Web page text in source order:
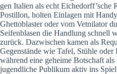
gen Italien als echt Eichedorff’sche
Postillon, holten Einlagen mit
Ghettoblaster oder vom Vetnilator
Seifenblasen die Handlung schnell
zurück. Dazwischen kamen als
Gegenstände wie Tafel, Stühle oder
während eine geheime Botschaft
jugendliche Publikum aktiv ins